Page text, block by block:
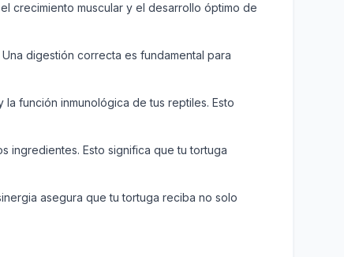
crecimiento muscular y el desarrollo óptimo de
digestión correcta es fundamental para
función inmunológica de tus reptiles. Esto
ingredientes. Esto significa que tu tortuga
asegura que tu tortuga reciba no solo